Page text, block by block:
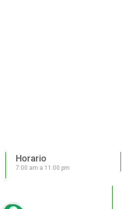
Horario
7:00 am a 11:00 pm